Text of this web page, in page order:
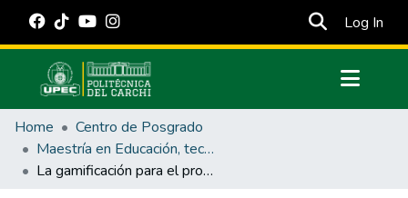
Log In
Communities & Collections
All of DSpace
Statistics
Home
Centro de Posgrado
Maestría en Educación, tecnología e innovación.
La gamificación para el proceso de la enseñanza – aprendizaje de las matemáticas en Básica Elemental.